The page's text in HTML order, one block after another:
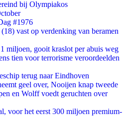
bij Olympiakos
#1976
vast op verdenking van beramen
miljoen, gooit kraslot per abuis weg
tien voor terrorisme veroordeelden
terug naar Eindhoven
geel over, Nooijen knap tweede
en Wolff voedt geruchten over
voor het eerst 300 miljoen premium-